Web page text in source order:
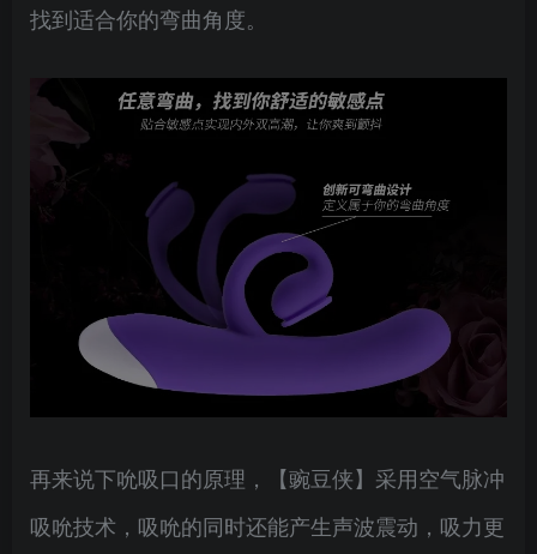
找到适合你的弯曲角度。
再来说下吮吸口的原理，【豌豆侠】采用空气脉冲
吸吮技术，吸吮的同时还能产生声波震动，吸力更